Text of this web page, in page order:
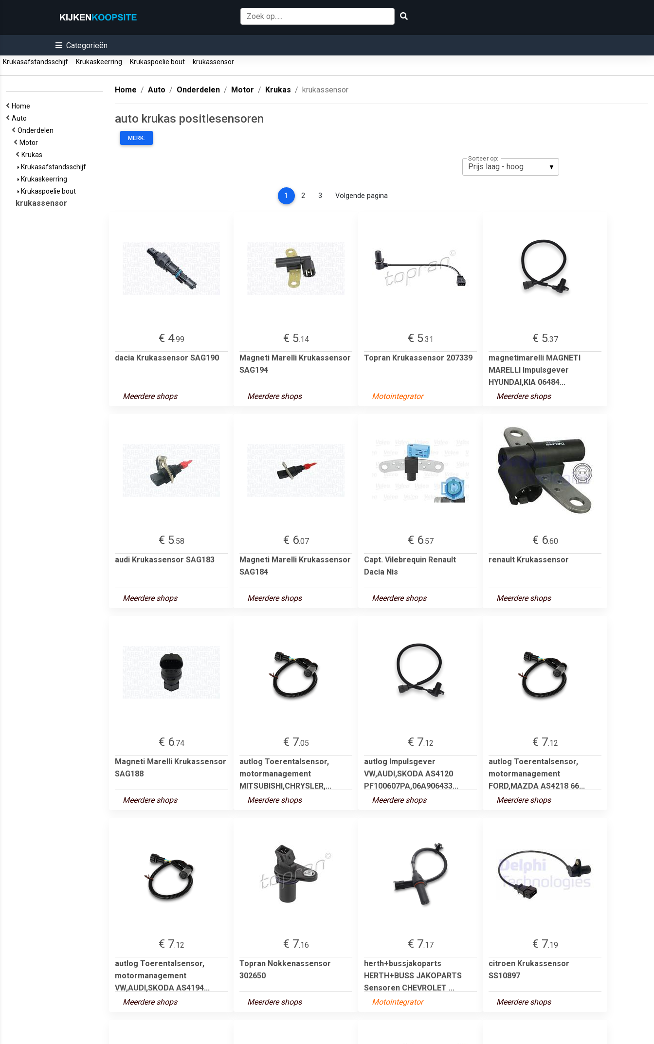
Categorieën
Krukasafstandsschijf Krukaskeerring Krukaspoelie bout krukassensor
Home
Auto
Onderdelen
Motor
Krukas
Krukasafstandsschijf
Krukaskeerring
Krukaspoelie bout
krukassensor
Home Auto Onderdelen Motor Krukas krukassensor
auto krukas positiesensoren
MERK:
Sorteer op:
1 (current)
2 3 Volgende pagina
€ 4.99
dacia Krukassensor SAG190
Meerdere shops
€ 5.14
Magneti Marelli Krukassensor
SAG194
Meerdere shops
€ 5.31
Topran Krukassensor 207339
Motointegrator
€ 5.37
magnetimarelli MAGNETI
MARELLI Impulsgever
HYUNDAI,KIA 06484...
Meerdere shops
€ 5.58
audi Krukassensor SAG183
Meerdere shops
€ 6.07
Magneti Marelli Krukassensor
SAG184
Meerdere shops
€ 6.57
Capt. Vilebrequin Renault
Dacia Nis
Meerdere shops
€ 6.60
renault Krukassensor
Meerdere shops
€ 6.74
Magneti Marelli Krukassensor
SAG188
Meerdere shops
€ 7.05
autlog Toerentalsensor,
motormanagement
MITSUBISHI,CHRYSLER,...
Meerdere shops
€ 7.12
autlog Impulsgever
VW,AUDI,SKODA AS4120
PF100607PA,06A906433...
Meerdere shops
€ 7.12
autlog Toerentalsensor,
motormanagement
FORD,MAZDA AS4218 66...
Meerdere shops
€ 7.12
autlog Toerentalsensor,
motormanagement
VW,AUDI,SKODA AS4194...
Meerdere shops
€ 7.16
Topran Nokkenassensor
302650
Meerdere shops
€ 7.17
herth+bussjakoparts
HERTH+BUSS JAKOPARTS
Sensoren CHEVROLET ...
Motointegrator
€ 7.19
citroen Krukassensor
SS10897
Meerdere shops